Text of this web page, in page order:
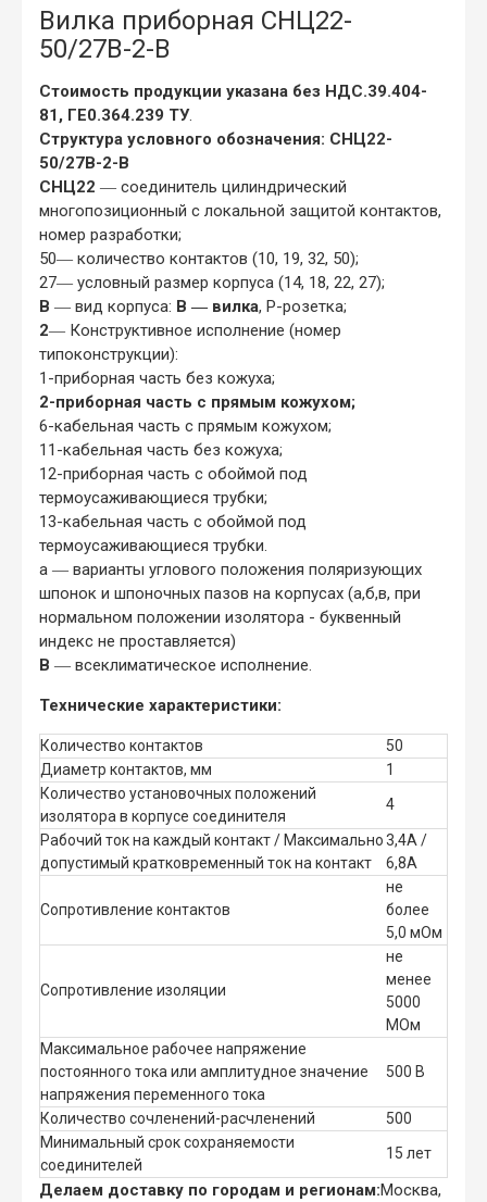
Вилка приборная СНЦ22-
50/27В-2-В
Стоимость продукции указана без НДС.39.404-
81, ГЕ0.364.239 ТУ.
Структура условного обозначения: СНЦ22-
50/27В-2-В
СНЦ22 ― соединитель цилиндрический
многопозиционный с локальной защитой контактов,
номер разработки;
50― количество контактов (10, 19, 32, 50);
27― условный размер корпуса (14, 18, 22, 27);
В ― вид корпуса: В ― вилка, Р-розетка;
2― Конструктивное исполнение (номер
типоконструкции):
1-приборная часть без кожуха;
2-приборная часть с прямым кожухом;
6-кабельная часть с прямым кожухом;
11-кабельная часть без кожуха;
12-приборная часть с обоймой под
термоусаживающиеся трубки;
13-кабельная часть с обоймой под
термоусаживающиеся трубки.
а ― варианты углового положения поляризующих
шпонок и шпоночных пазов на корпусах (а,б,в, при
нормальном положении изолятора - буквенный
индекс не проставляется)
В ― всеклиматическое исполнение.
Технические характеристики:
Количество контактов
50
Диаметр контактов, мм
1
Количество установочных положений
изолятора в корпусе соединителя
4
Рабочий ток на каждый контакт / Максимально
допустимый кратковременный ток на контакт
3,4А /
6,8А
Сопротивление контактов
не
более
5,0 мОм
Сопротивление изоляции
не
менее
5000
МОм
Максимальное рабочее напряжение
постоянного тока или амплитудное значение
напряжения переменного тока
500 В
Количество сочленений-расчленений
500
Минимальный срок сохраняемости
соединителей
15 лет
Делаем доставку по городам и регионам:Москва,